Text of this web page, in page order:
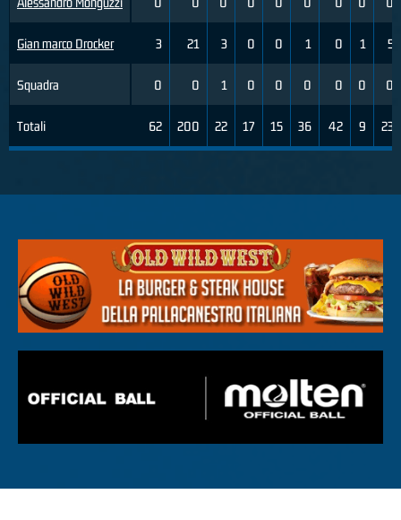
Gian marco Drocker
Squadra
Totali
3 21 3 0 0 1 0 1 5
0 0 1 0 0 0 0 0 0
62 200 22 17 15 36 42 9 23